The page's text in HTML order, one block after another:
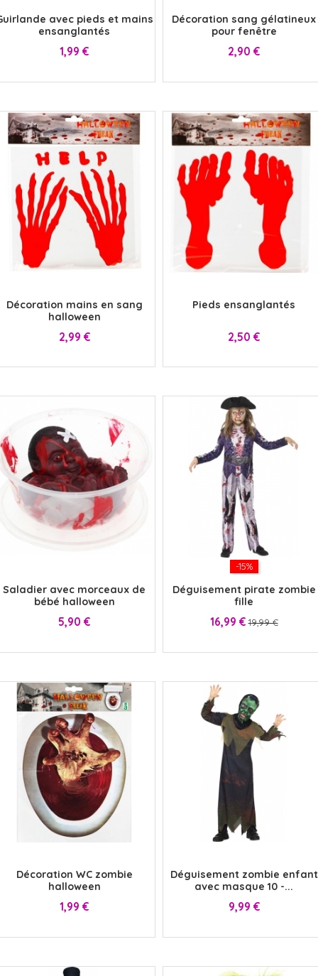
avec pieds et mains
ensanglantés
Prix
1,99 €
Décoration sang gélatineux
pour fenêtre
Prix
2,90 €
Décoration mains en sang
halloween
Prix
2,99 €
Pieds ensanglantés
Prix
2,50 €
Saladier avec morceaux de
bébé halloween
Prix
5,90 €
-15%
Déguisement pirate zombie
fille
Prix
16,99 € Prix
19,99 €
Décoration WC zombie
halloween
Prix
1,99 €
Déguisement zombie enfant
avec masque 10 -...
Prix
9,99 €